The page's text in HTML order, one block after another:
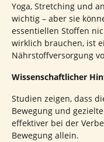
Yoga, Stretching und
wichtig – aber sie
essentiellen Stoffen
wirklich brauchen, ist
Nährstoffversorgung
Wissenschaftlicher
Studien zeigen, dass
Bewegung und
effektiver bei der
Bewegung allein.